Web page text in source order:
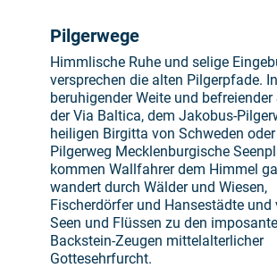
Pilgerwege
Himmlische Ruhe und selige
versprechen die alten Pilgerpfade.
beruhigender Weite und
der Via Baltica, dem Jakobus-
heiligen Birgitta von Schweden
Pilgerweg Mecklenburgische
kommen Wallfahrer dem Himmel
wandert durch Wälder und Wiesen,
Fischerdörfer und Hansestädte und
Seen und Flüssen zu den
Backstein-Zeugen mittelalterlicher
Gottesehrfurcht.